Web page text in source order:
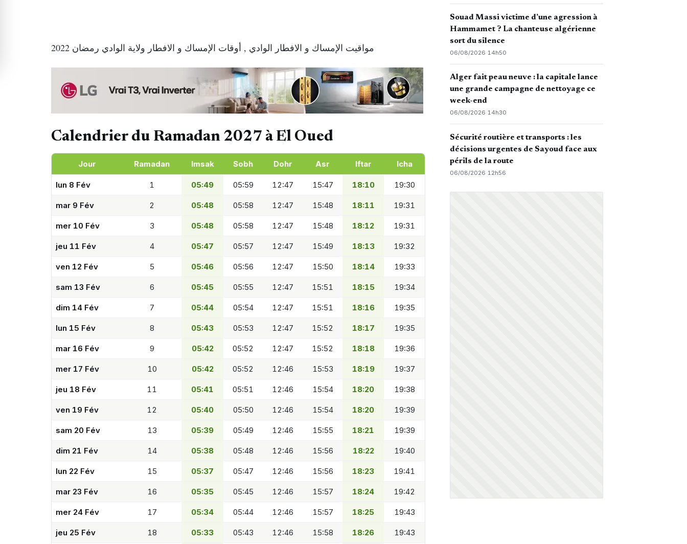
مواقيت الإمساك و الافطار الوادي , أوقات الإمساك و الافطار ولاية الوادي رمضان 2022
Calendrier du Ramadan 2027 à El Oued
Jour Ramadan Imsak Sobh Dohr Asr Iftar Icha
lun 8 Fév 1 05:49 05:59 12:47 15:47 18:10 19:30
mar 9 Fév 2 05:48 05:58 12:47 15:48 18:11 19:31
mer 10 Fév 3 05:48 05:58 12:47 15:48 18:12 19:31
jeu 11 Fév 4 05:47 05:57 12:47 15:49 18:13 19:32
ven 12 Fév 5 05:46 05:56 12:47 15:50 18:14 19:33
sam 13 Fév 6 05:45 05:55 12:47 15:51 18:15 19:34
dim 14 Fév 7 05:44 05:54 12:47 15:51 18:16 19:35
lun 15 Fév 8 05:43 05:53 12:47 15:52 18:17 19:35
mar 16 Fév 9 05:42 05:52 12:47 15:52 18:18 19:36
mer 17 Fév 10 05:42 05:52 12:46 15:53 18:19 19:37
jeu 18 Fév 11 05:41 05:51 12:46 15:54 18:20 19:38
ven 19 Fév 12 05:40 05:50 12:46 15:54 18:20 19:39
sam 20 Fév 13 05:39 05:49 12:46 15:55 18:21 19:39
dim 21 Fév 14 05:38 05:48 12:46 15:56 18:22 19:40
lun 22 Fév 15 05:37 05:47 12:46 15:56 18:23 19:41
mar 23 Fév 16 05:35 05:45 12:46 15:57 18:24 19:42
mer 24 Fév 17 05:34 05:44 12:46 15:57 18:25 19:43
jeu 25 Fév 18 05:33 05:43 12:46 15:58 18:26 19:43
Souad Massi victime d’une agression à
Hammamet ? La chanteuse algérienne
sort du silence
06/08/2026· 14h50
Alger fait peau neuve : la capitale lance
une grande campagne de nettoyage ce
week-end
06/08/2026·14h30
Sécurité routière et transports : les
décisions urgentes de Sayoud face aux
périls de la route
06/08/2026· 12h56